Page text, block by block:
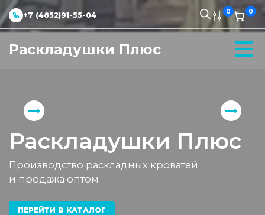
+7 (4852)91-55-04 0 0
Раскладушки Плюс
Раскладушки Плюс
Производство раскладных кроватей
и продажа оптом
ПЕРЕЙТИ В КАТАЛОГ